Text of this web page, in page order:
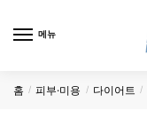
메뉴
홈 / 피부·미용 / 다이어트 /